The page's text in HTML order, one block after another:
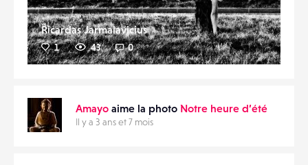
Ricardas Jarmalavicius
1 43 0
Amayo aime la photo Notre heure d’été
Il y a 3 ans et 7 mois